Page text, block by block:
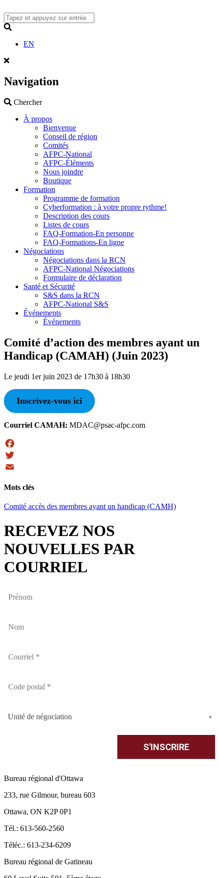
to
content
EN
Navigation
ChercherSearch
À propos
Bienvenue
Conseil de région
Comités
AFPC-National
AFPC-Éléments
Nous joindre
Boutique
Formation
Programme de formation
Cyberformation : à votre propre rythme!
Description des cours
Listes de cours
FAQ-Formation-En personne
FAQ-Formations-En ligne
Négociations
Négociations dans la RCN
AFPC-National Négociations
Formulaire de déclaration
Santé et Sécurité
S&S dans la RCN
AFPC-National S&S
Événements
Événements
Comité d’action des membres ayant un
Handicap (CAMAH) (Juin 2023)
Le jeudi 1er juin 2023 de 17h30 à 18h30
Inscrivez-vous ici
Courriel CAMAH: MDAC@psac-afpc.com
Facebook
Twitter
Mots clés
Comité accès des membres ayant un handicap (CAMH)
RECEVEZ NOS
NOUVELLES PAR
COURRIEL
Unité de négociation
Bureau régional d'Ottawa
233, rue Gilmour, bureau 603
Ottawa, ON K2P 0P1
Tél.: 613-560-2560
Téléc.: 613-234-6209
Bureau régional de Gatineau